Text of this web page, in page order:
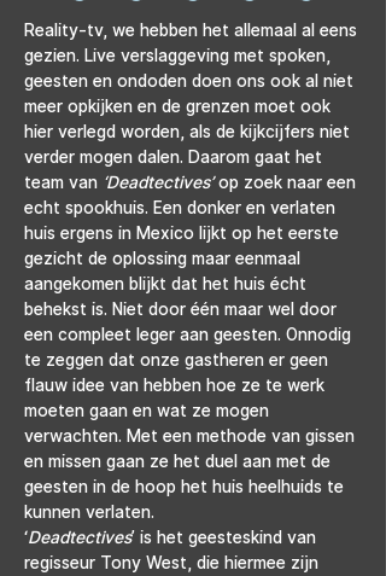
Reality-tv, we hebben het allemaal al eens
gezien. Live verslaggeving met spoken,
geesten en ondoden doen ons ook al niet
meer opkijken en de grenzen moet ook
hier verlegd worden, als de kijkcijfers niet
verder mogen dalen. Daarom gaat het
team van ‘Deadtectives’ op zoek naar een
echt spookhuis. Een donker en verlaten
huis ergens in Mexico lijkt op het eerste
gezicht de oplossing maar eenmaal
aangekomen blijkt dat het huis écht
behekst is. Niet door één maar wel door
een compleet leger aan geesten. Onnodig
te zeggen dat onze gastheren er geen
flauw idee van hebben hoe ze te werk
moeten gaan en wat ze mogen
verwachten. Met een methode van gissen
en missen gaan ze het duel aan met de
geesten in de hoop het huis heelhuids te
kunnen verlaten.
‘Deadtectives’ is het geesteskind van
regisseur Tony West, die hiermee zijn